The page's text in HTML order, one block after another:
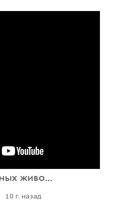
О БЕЗДОМНЫХ ЖИВОТНЫХ.....
10 г. назад